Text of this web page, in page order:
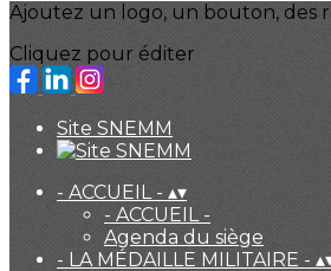
Ajoutez un logo, un bouton, des
Cliquez pour éditer
Site SNEMM
- ACCUEIL - ▴▾
- ACCUEIL -
Agenda du siège
- LA MÉDAILLE MILITAIRE - ▴